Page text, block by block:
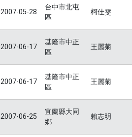
2007-05-28
台中市北屯
區
柯佳雯
2007-06-17
基隆市中正
區
王麗菊
2007-06-17
基隆市中正
區
王麗菊
2007-06-25
宜蘭縣大同
鄉
賴志明